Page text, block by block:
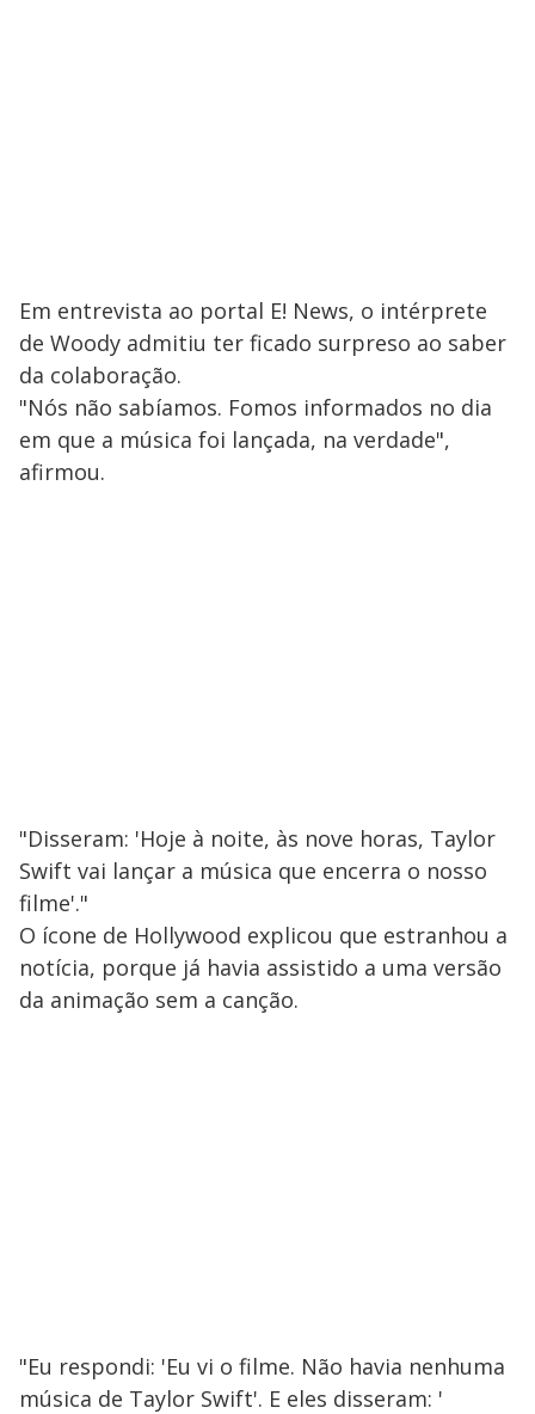
Em entrevista ao portal E! News, o intérprete
de Woody admitiu ​ter ficado surpreso ao saber
da colaboração.
"Nós não sabíamos. Fomos informados no dia
em que a música foi lançada, na verdade",
afirmou.
"Disseram: 'Hoje à noite, às nove horas, Taylor
Swift vai lançar a música que encerra o nosso
filme'."
O ícone de Hollywood explicou que estranhou a
notícia, porque já havia assistido a uma versão
da animação sem a canção.
"Eu respondi: 'Eu vi o filme. Não havia nenhuma
música d​e Taylor Swift'. E eles disseram: '​